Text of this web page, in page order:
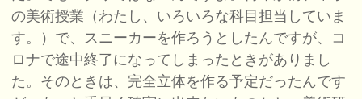
の美術授業（わたし、いろいろな科目担当していま
す。）で、スニーカーを作ろうとしたんですが、コ
ロナで途中終了になってしまったときがありまし
た。そのときは、完全立体を作る予定だったんです